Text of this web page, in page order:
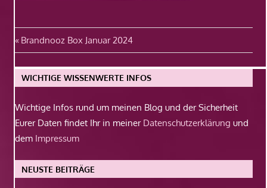
Beitragsnavigation
Vorheriger
Beitrag:
Brandnooz Box Januar 2024
WICHTIGE WISSENWERTE INFOS
Wichtige Infos rund um meinen Blog und der Sicherheit
Eurer Daten findet Ihr in meiner Datenschutzerklärung und
dem Impressum
NEUSTE BEITRÄGE